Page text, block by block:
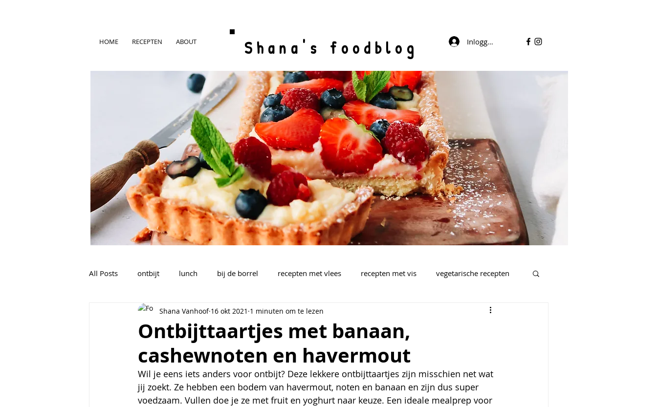
HOME RECEPTEN ABOUT Shana's foodblog Inloggen
All Posts ontbijt lunch bij de borrel recepten met vlees recepten met vis vegetarische recepten
nagerechten, tussendoortjes,... brood, pizza, plaattaart
sauzen, dips, dressings soepen barbecue drankjes bijgerechten mealplannen
Voorgerechten
Ontbijttaartjes met banaan,
cashewnoten en havermout
Shana Vanhoof 16 okt 2021 1 minuten om te lezen
Wil je eens iets anders voor ontbijt? Deze lekkere ontbijttaartjes zijn misschien net wat
jij zoekt. Ze hebben een bodem van havermout, noten en banaan en zijn dus super
voedzaam. Vullen doe je ze met fruit en yoghurt naar keuze. Een ideale mealprep voor